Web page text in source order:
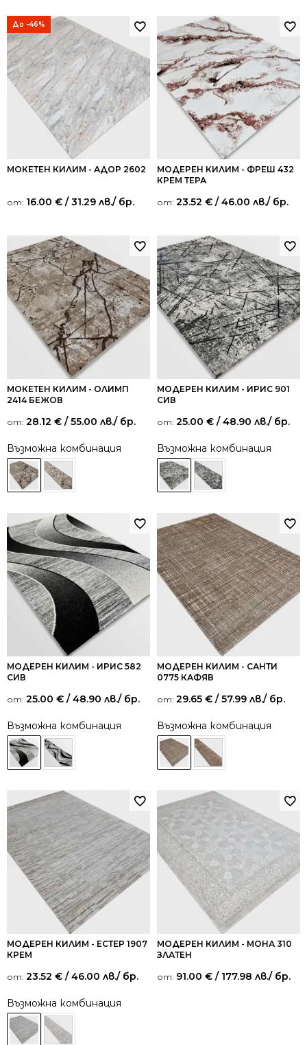
До -46%
МОКЕТЕН КИЛИМ - АДОР 2602
от: 16.00 € / 31.29 лв./ бр.
МОДЕРЕН КИЛИМ - ФРЕШ 432
КРЕМ ТЕРА
от: 23.52 € / 46.00 лв./ бр.
МОКЕТЕН КИЛИМ - ОЛИМП
2414 БЕЖОВ
от: 28.12 € / 55.00 лв./ бр.
Възможна комбинация
МОДЕРЕН КИЛИМ - ИРИС 901
СИВ
от: 25.00 € / 48.90 лв./ бр.
Възможна комбинация
МОДЕРЕН КИЛИМ - ИРИС 582
СИВ
от: 25.00 € / 48.90 лв./ бр.
Възможна комбинация
МОДЕРЕН КИЛИМ - САНТИ
0775 КАФЯВ
от: 29.65 € / 57.99 лв./ бр.
Възможна комбинация
МОДЕРЕН КИЛИМ - ЕСТЕР 1907
КРЕМ
от: 23.52 € / 46.00 лв./ бр.
Възможна комбинация
МОДЕРЕН КИЛИМ - МОНА 310
ЗЛАТЕН
от: 91.00 € / 177.98 лв./ бр.